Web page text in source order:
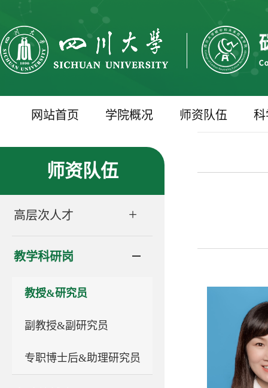
网站首页 学院概况 师资队伍 科
师资队伍
高层次人才 +
教学科研岗
教授&研究员
副教授&副研究员
专职博士后&助理研究员